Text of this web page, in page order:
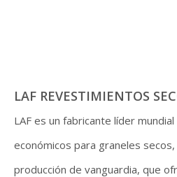
LAF REVESTIMIENTOS
LAF es un fabricante líder
económicos para graneles
producción de vanguardia, que